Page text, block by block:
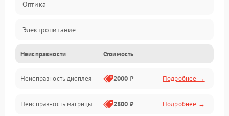
Оптика
Электропитание
Видео
ПО
Управление
Неисправности Стоимость
Неисправность дисплея 2000 ₽ Подробнее →
Неисправность матрицы 2800 ₽ Подробнее →